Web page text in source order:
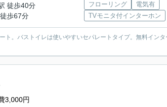
徒歩40分
徒歩67分
フローリング
電気有
TVモニタ付インターホン
ト。バストイレは使いやすいセパレートタイプ。無料イン
3,000円